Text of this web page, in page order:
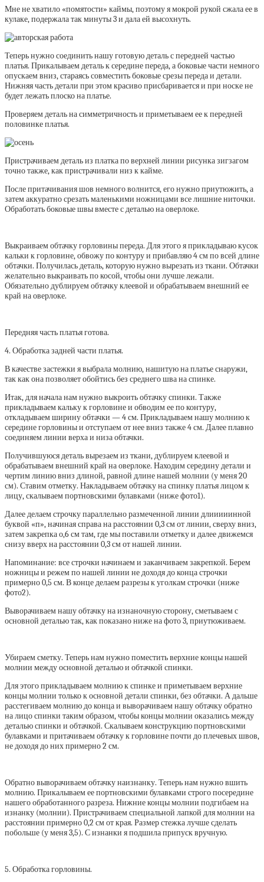
Мне не хватило «помятости» каймы, поэтому я мокрой рукой сжала ее в
кулаке, подержала так минуты 3 и дала ей высохнуть.
Теперь нужно соединить нашу готовую деталь с передней частью
платья. Прикалываем деталь к середине переда, а боковые части немного
опускаем вниз, стараясь совместить боковые срезы переда и детали.
Нижняя часть детали при этом красиво присбаривается и при носке не
будет лежать плоско на платье.
Проверяем деталь на симметричность и приметываем ее к передней
половинке платья.
Пристрачиваем деталь из платка по верхней линии рисунка зигзагом
точно также, как пристрачивали низ к кайме.
После притачивания шов немного волнится, его нужно приутюжить, а
затем аккуратно срезать маленькими ножницами все лишние ниточки.
Обработать боковые швы вместе с деталью на оверлоке.
Выкраиваем обтачку горловины переда. Для этого я прикладываю кусок
кальки к горловине, обвожу по контуру и прибавляю 4 см по всей длине
обтачки. Получилась деталь, которую нужно вырезать из ткани. Обтачки
желательно выкраивать по косой, чтобы они лучше лежали.
Обязательно дублируем обтачку клеевой и обрабатываем внешний ее
край на оверлоке.
Передняя часть платья готова.
4. Обработка задней части платья.
В качестве застежки я выбрала молнию, нашитую на платье снаружи,
так как она позволяет обойтись без среднего шва на спинке.
Итак, для начала нам нужно выкроить обтачку спинки. Также
прикладываем кальку к горловине и обводим ее по контуру,
откладываем ширину обтачки — 4 см. Прикладываем нашу молнию к
середине горловины и отступаем от нее вниз также 4 см. Далее плавно
соединяем линии верха и низа обтачки.
Получившуюся деталь вырезаем из ткани, дублируем клеевой и
обрабатываем внешний край на оверлоке. Находим середину детали и
чертим линию вниз длиной, равной длине нашей молнии (у меня 20
см). Ставим отметку. Накладываем обтачку на спинку платья лицом к
лицу, скалываем портновскими булавками (ниже фото1).
Далее делаем строчку параллельно размеченной линии длииииинной
буквой «п», начиная справа на расстоянии 0,3 см от линии, сверху вниз,
затем закрепка о,6 см там, где мы поставили отметку и далее движемся
снизу вверх на расстоянии 0,3 см от нашей линии.
Напоминание: все строчки начинаем и заканчиваем закрепкой. Берем
ножницы и режем по нашей линии не доходя до конца строчки
примерно 0,5 см. В конце делаем разрезы к уголкам строчки (ниже
фото2).
Выворачиваем нашу обтачку на изнаночную сторону, сметываем с
основной деталью так, как показано ниже на фото 3, приутюживаем.
Убираем сметку. Теперь нам нужно поместить верхние концы нашей
молнии между основной деталью и обтачкой спинки.
Для этого прикладываем молнию к спинке и приметываем верхние
концы молнии только к основной детали спинки, без обтачки. А дальше
расстегиваем молнию до конца и выворачиваем нашу обтачку обратно
на лицо спинки таким образом, чтобы концы молнии оказались между
деталью спинки и обтачкой. Скалываем конструкцию портновскими
булавками и притачиваем обтачку к горловине почти до плечевых швов,
не доходя до них примерно 2 см.
Обратно выворачиваем обтачку наизнанку. Теперь нам нужно вшить
молнию. Прикалываем ее портновскими булавками строго посередине
нашего обработанного разреза. Нижние концы молнии подгибаем на
изнанку (молнии). Пристрачиваем специальной лапкой для молнии на
расстоянии примерно 0,2 см от края. Размер стежка лучше сделать
побольше (у меня 3,5). С изнанки я подшила припуск вручную.
5. Обработка горловины.